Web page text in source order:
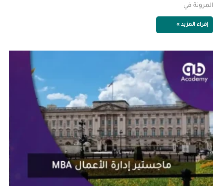
المرونة في
إقراء المزيد »